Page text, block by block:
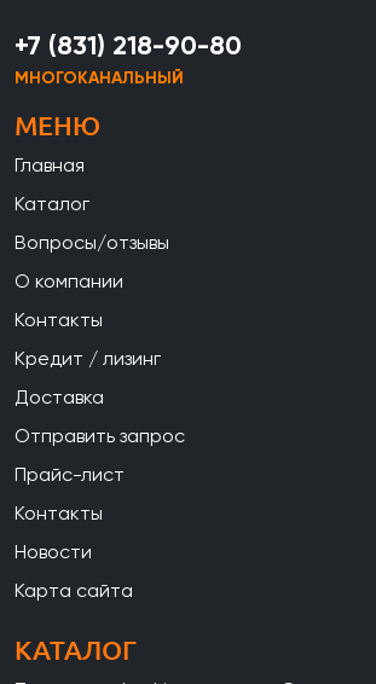
+7 (831) 218-90-80
МНОГОКАНАЛЬНЫЙ
МЕНЮ
Главная
Каталог
Вопросы/отзывы
О компании
Контакты
Кредит / лизинг
Доставка
Отправить запрос
Прайс-лист
Контакты
Новости
Карта сайта
КАТАЛОГ